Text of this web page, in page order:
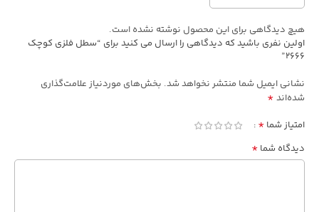
هیچ دیدگاهی برای این محصول نوشته نشده است.
اولین نفری باشید که دیدگاهی را ارسال می کنید برای “سطل فلزی کوچک
2666”
نشانی ایمیل شما منتشر نخواهد شد. بخش‌های موردنیاز علامت‌گذاری
شده‌اند *
امتیاز شما *
دیدگاه شما *